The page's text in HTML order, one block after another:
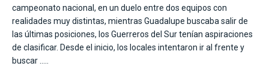
campeonato nacional, en un duelo entre dos equipos con
realidades muy distintas, mientras Guadalupe buscaba salir de
las últimas posiciones, los Guerreros del Sur tenían aspiraciones
de clasificar. Desde el inicio, los locales intentaron ir al frente y
buscar